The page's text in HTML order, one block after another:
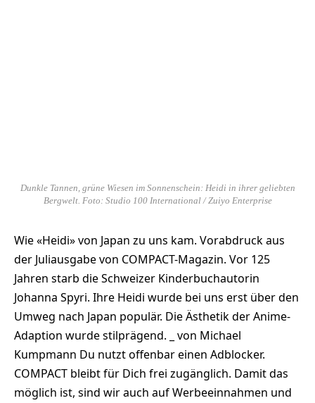
Dunkle Tannen, grüne Wiesen im Sonnenschein: Heidi in ihrer geliebten
Bergwelt. Foto: Studio 100 International / Zuiyo Enterprise
Wie «Heidi» von Japan zu uns kam. Vorabdruck aus
der Juliausgabe von COMPACT-Magazin. Vor 125
Jahren starb die Schweizer Kinderbuchautorin
Johanna Spyri. Ihre Heidi wurde bei uns erst über den
Umweg nach Japan populär. Die Ästhetik der Anime-
Adaption wurde stilprägend. _ von Michael
Kumpmann Du nutzt offenbar einen Adblocker.
COMPACT bleibt für Dich frei zugänglich. Damit das
möglich ist, sind wir auch auf Werbeeinnahmen und